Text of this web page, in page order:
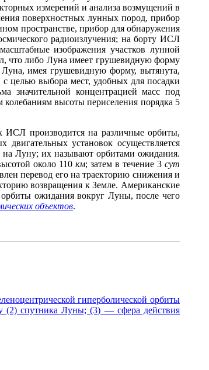
измерений и анализа возмущений в
поверхностных лунных пород, прибор
пространстве, прибор для обнаружения
радиоизлучения; на борту ИСЛ
изображения участков лунной
что либо Луна имеет грушевидную форму
Луна, имея грушевидную форму, вытянута,
целью выбора мест, удобных для посадки
значительной концентрацией масс под
высоты периселения порядка 5
ИСЛ производится на различные орбиты,
установок осуществляется
на Луну; их называют орбитами ожидания.
около 110км; затем в течение 3сут
перевод его на траекторию снижения и
возвращения к Земле. Американские
ожидания вокруг Луны, после чего
объектов.
гиперболической орбиты
(2) спутника Луны; (3) — сфера действия